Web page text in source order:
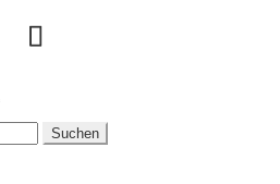
Suchen